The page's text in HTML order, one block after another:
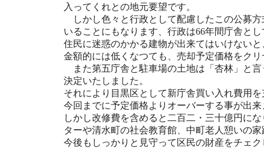
入ってくれとの地元要望です。
しかし色々と行政として配慮したこの公募
いることにもなります、行政は66年間庁舎と
住民に迷惑のかかる建物が出来てはいけない
金額的には低くなつても、売却予定価格をク
また第五庁舎と駐車場の土地は「杏林」と言
決定いたしました。
それにより目黒区として新庁舎買い入れ費用
今回までに予定価格よりオーバーする事が出来
しかし改修費を含めると二百二・三十億円に
ターや清水町の社会教育館、中町老人憩いの
今後もしっかりと見守って区民の財産をチェ